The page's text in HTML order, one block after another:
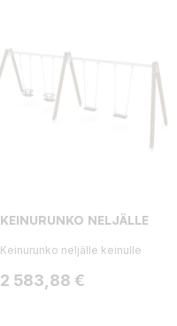
KEINURUNKO NELJÄLLE
Keinurunko neljälle keinulle
Hinta
2 583,88 €